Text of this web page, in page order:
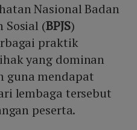
Nasional Badan
Sosial (BPJS)
praktik
yang dominan
guna mendapat
lembaga tersebut
peserta.